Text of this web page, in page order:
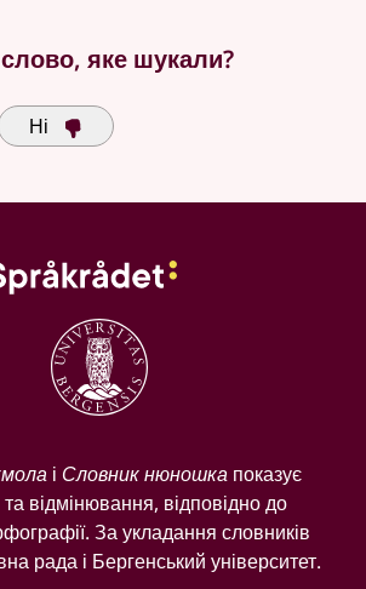
яке шукали?
Ні
і Словник нюношкапоказує
відмінювання, відповідно до
За укладання словників
рада і Бергенський університет.